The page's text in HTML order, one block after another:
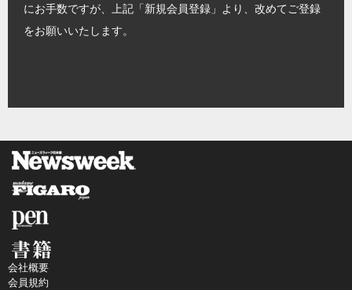
にお手数ですが、上記「新規会員登録」より、改めてご登録
をお願いいたします。
会社概要
会員規約